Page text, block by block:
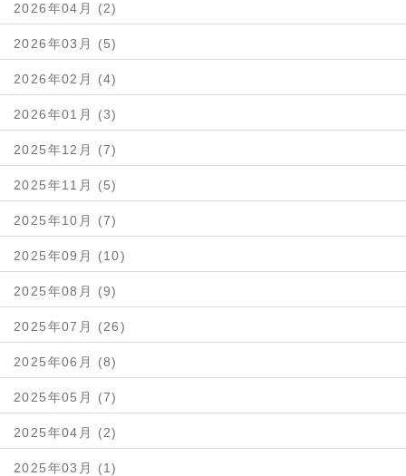
2026年04月 (2)
2026年03月 (5)
2026年02月 (4)
2026年01月 (3)
2025年12月 (7)
2025年11月 (5)
2025年10月 (7)
2025年09月 (10)
2025年08月 (9)
2025年07月 (26)
2025年06月 (8)
2025年05月 (7)
2025年04月 (2)
2025年03月 (1)